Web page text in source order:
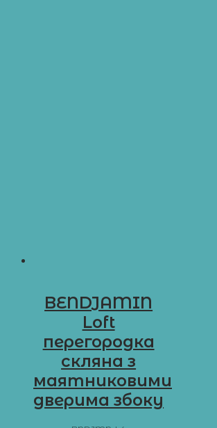
BENDJAMIN
Loft
перегородка
скляна з
маятниковими
дверима збоку